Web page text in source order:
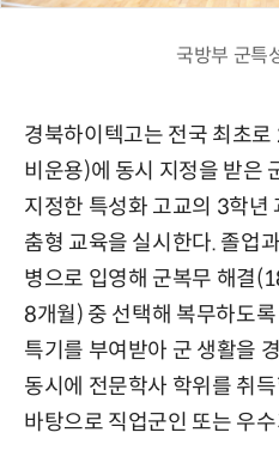
국방부 군특
경북하이텍고는 전국 최초
비운용)에 동시 지정을 받은
지정한 특성화 고교의 3학년
춤형 교육을 실시한다. 졸업
병으로 입영해 군복무 해결
8개월) 중 선택해 복무하도
특기를 부여받아 군 생활을
동시에 전문학사 학위를 취
바탕으로 직업군인 또는 우